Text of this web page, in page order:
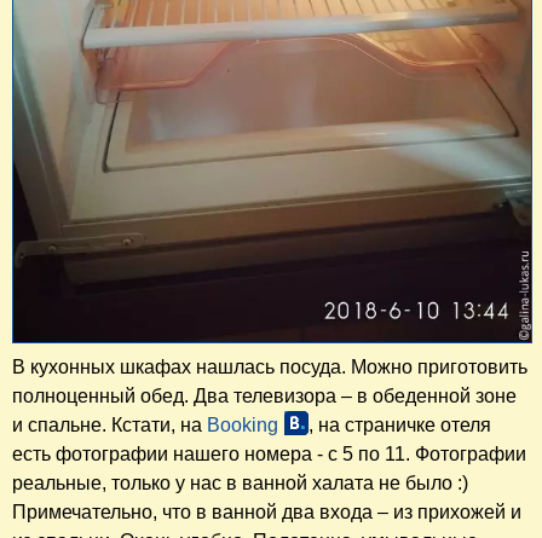
В кухонных шкафах нашлась посуда. Можно приготовить
полноценный обед. Два телевизора – в обеденной зоне
и спальне. Кстати, на Booking
, на страничке отеля
есть фотографии нашего номера - с 5 по 11. Фотографии
реальные, только у нас в ванной халата не было :)
Примечательно, что в ванной два входа – из прихожей и